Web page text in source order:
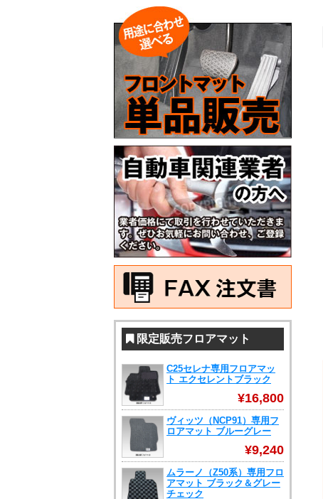
限定販売フロアマット
C25セレナ専用フロアマッ
ト エクセレントブラック
¥16,800
ヴィッツ（NCP91）専用フ
ロアマット ブルーグレー
¥9,240
ムラーノ（Z50系）専用フロ
アマット ブラック＆グレー
チェック